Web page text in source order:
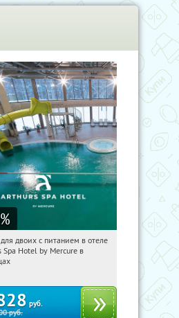
%
Купи первым!
обл., г. Мытищи, д.
двоих с питанием в отеле
Spa Hotel by Mercure в
руб.
руб.